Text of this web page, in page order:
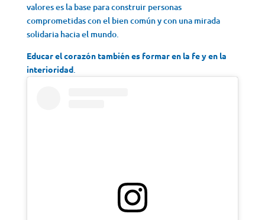
valores es la base para construir personas
comprometidas con el bien común y con una mirada
solidaria hacia el mundo.
Educar el corazón también es formar en la fe y en la
interioridad.